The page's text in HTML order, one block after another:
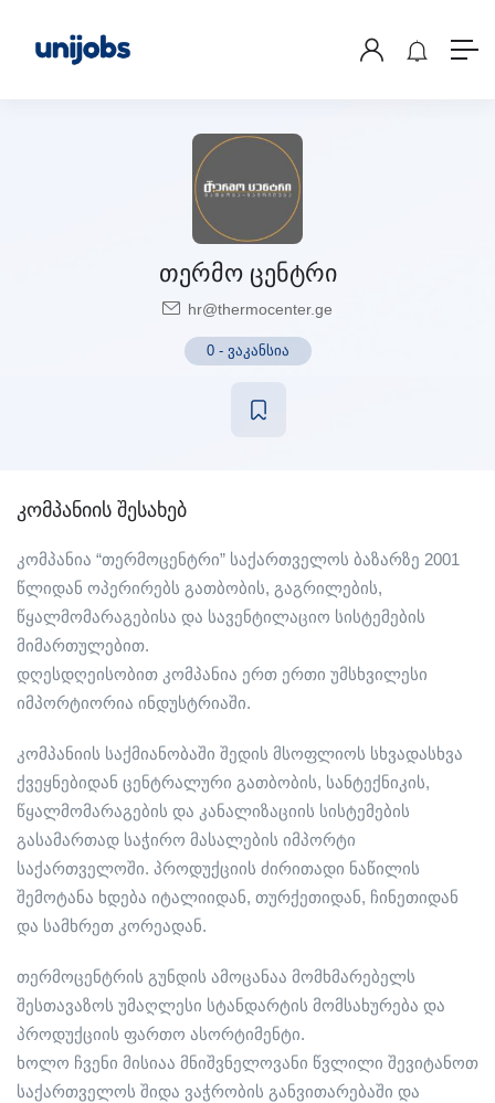
თერმო ცენტრი
hr@thermocenter.ge
0- ვაკანსია
კომპანიის შესახებ
კომპანია “თერმოცენტრი” საქართველოს ბაზარზე 2001
წლიდან ოპერირებს გათბობის, გაგრილების,
წყალმომარაგებისა და სავენტილაციო სისტემების
მიმართულებით.
დღესდღეისობით კომპანია ერთ ერთი უმსხვილესი
იმპორტიორია ინდუსტრიაში.
კომპანიის საქმიანობაში შედის მსოფლიოს სხვადასხვა
ქვეყნებიდან ცენტრალური გათბობის, სანტექნიკის,
წყალმომარაგების და კანალიზაციის სისტემების
გასამართად საჭირო მასალების იმპორტი
საქართველოში. პროდუქციის ძირითადი ნაწილის
შემოტანა ხდება იტალიიდან, თურქეთიდან, ჩინეთიდან
და სამხრეთ კორეადან.
თერმოცენტრის გუნდის ამოცანაა მომხმარებელს
შესთავაზოს უმაღლესი სტანდარტის მომსახურება და
პროდუქციის ფართო ასორტიმენტი.
ხოლო ჩვენი მისიაა მნიშვნელოვანი წვლილი შევიტანოთ
საქართველოს შიდა ვაჭრობის განვითარებაში და